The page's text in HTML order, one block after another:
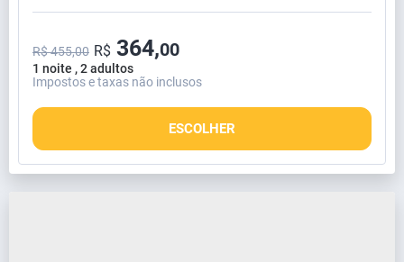
1 noite , 2 adultos
R$ 455,00 R$ 364,00
Impostos e taxas não inclusos
ESCOLHER